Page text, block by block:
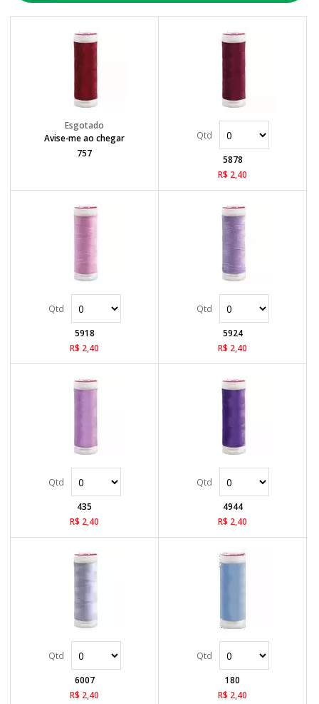
Avise-me ao chegar
757
5878
R$ 2,40
5918
R$ 2,40
5924
R$ 2,40
435
R$ 2,40
4944
R$ 2,40
6007
R$ 2,40
180
R$ 2,40